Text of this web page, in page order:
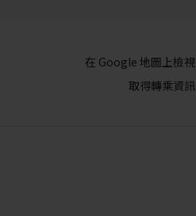
在 Google 地圖上檢視
取得轉乘資訊